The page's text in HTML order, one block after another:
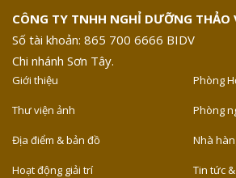
CÔNG TY TNHH NGHỈ DƯỠNG THẢO
Số tài khoản: 865 700 6666 BIDV
Chi nhánh Sơn Tây.
Giới thiệu Phòng
Thư viện ảnh Phòng
Địa điểm & bản đồ Nhà
Hoạt động giải trí Tin tức